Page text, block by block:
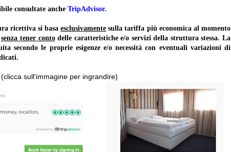
consultate anche TripAdvisor.
ricettiva si basaesclusivamente sulla tariffa più economica al momento
senza tener contodelle caratteristiche e/o servizi della struttura stessa. La
secondo le proprie esigenze e/o necessità con eventuali variazioni di
(clicca sull'immagine per ingrandire)